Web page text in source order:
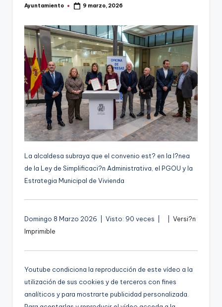
Publicado
Ayuntamiento 9 marzo, 2026
La alcaldesa subraya que el convenio est? en la l?nea
de la Ley de Simplificaci?n Administrativa, el PGOU y la
Estrategia Municipal de Vivienda
Domingo 8 Marzo 2026 | Visto: 90 veces |
oo
Versi?n
Imprimible
Youtube condiciona la reproducción de este vídeo a la
utilización de sus cookies y de terceros con fines
analíticos y para mostrarte publicidad personalizada.